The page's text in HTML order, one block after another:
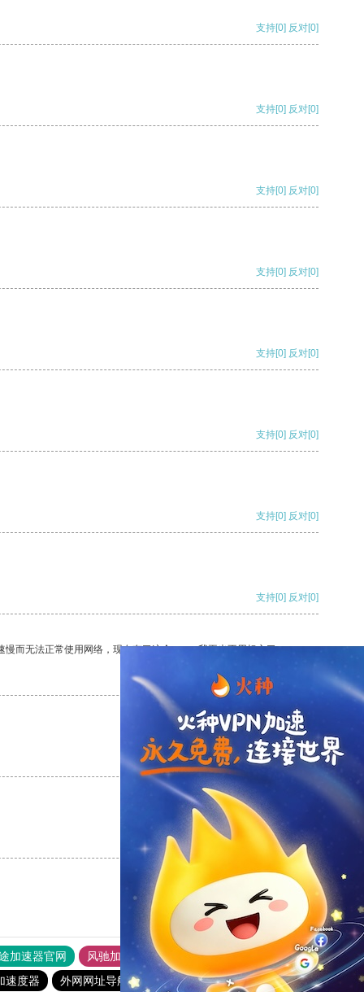
支持[0] 反对[0]
支持[0] 反对[0]
支持[0] 反对[0]
支持[0] 反对[0]
支持[0] 反对[0]
支持[0] 反对[0]
支持[0] 反对[0]
支持[0] 反对[0]
而无法正常使用网络，现在有了这个app，我再也不用担心了。
支持
支持[0] 反对[0]
支持[0] 反对[0]
加速器官网 风驰加速器
旋风加速器
速度器 外网网址导航 软件中心 暴雪加速器